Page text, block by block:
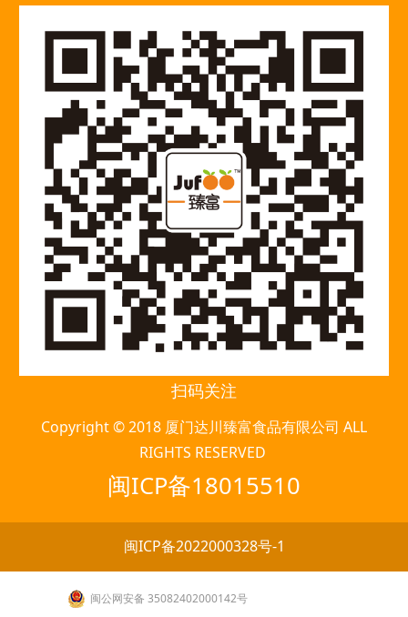
扫码关注
Copyright © 2018 厦门达川臻富食品有限公司 ALL
RIGHTS RESERVED
闽ICP备18015510
闽ICP备2022000328号-1
闽公网安备 35082402000142号